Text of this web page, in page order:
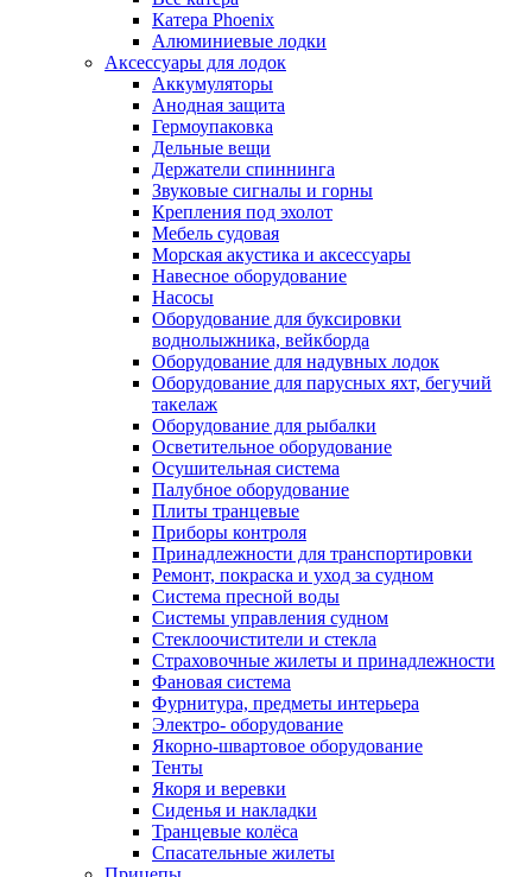
Катера Phoenix
Алюминиевые лодки
Аксессуары для лодок
Аккумуляторы
Анодная защита
Гермоупаковка
Дельные вещи
Держатели спиннинга
Звуковые сигналы и горны
Крепления под эхолот
Мебель судовая
Морская акустика и аксессуары
Навесное оборудование
Насосы
Оборудование для буксировки
воднолыжника, вейкборда
Оборудование для надувных лодок
Оборудование для парусных яхт, бегучий
такелаж
Оборудование для рыбалки
Осветительное оборудование
Осушительная система
Палубное оборудование
Плиты транцевые
Приборы контроля
Принадлежности для транспортировки
Ремонт, покраска и уход за судном
Система пресной воды
Системы управления судном
Стеклоочистители и стекла
Страховочные жилеты и принадлежности
Фановая система
Фурнитура, предметы интерьера
Электро- оборудование
Якорно-швартовое оборудование
Тенты
Якоря и веревки
Сиденья и накладки
Транцевые колёса
Спасательные жилеты